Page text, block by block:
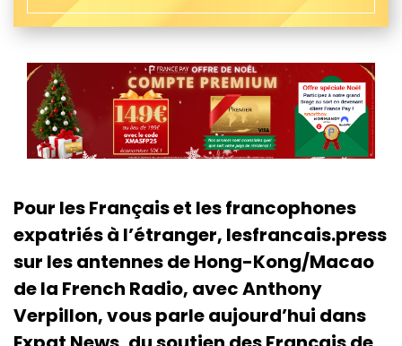
Pour les Français et les francophones
expatriés à l’étranger, lesfrancais.press
sur les antennes de Hong-Kong/Macao
de la French Radio, avec Anthony
Verpillon, vous parle aujourd’hui dans